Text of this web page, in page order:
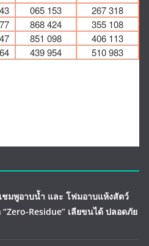
ชมพูอาบน้ำ และ โฟมอาบแห้งสัตว์
Residue” เลียขนได้ ปลอดภัย